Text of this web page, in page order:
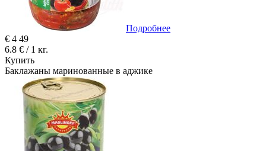
Подробнее
€ 4 49
6.8 € / 1 кг.
Купить
Баклажаны маринованные в аджике